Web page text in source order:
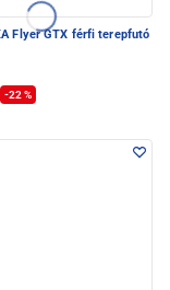
Flyer GTX férfi terepfutó
-22 %